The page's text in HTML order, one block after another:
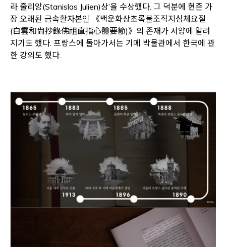
라 줄리앙(Stanislas Julien)상’을 수상했다. 그 덕분에 현존 가
장 오래된 금속활자본인 《백운화상초록불조직지심체요절
(白雲和尙抄錄佛祖直指心體要節)》의 존재가 서양에 알려
지기도 했다. 프랑스에 돌아가서는 기메 박물관에서 한국에 관
한 강의도 했다.